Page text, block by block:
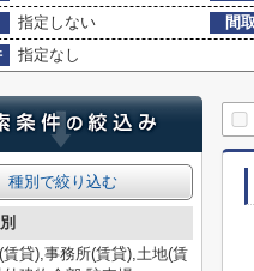
指定しない 間
指定なし
種別で絞り込む
貸),事務所(賃貸),土地(賃